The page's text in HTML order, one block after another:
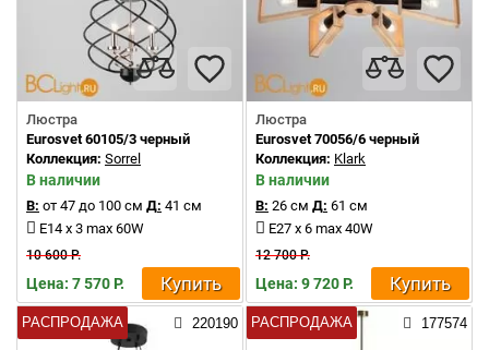
Люстра
Eurosvet 60105/3 черный
Коллекция: Sorrel
В наличии
В: от 47 до 100 см Д: 41 см
E14 x 3 max 60W
10 600 Р.
Цена: 7 570 Р. Купить
Люстра
Eurosvet 70056/6 черный
Коллекция: Klark
В наличии
В: 26 см Д: 61 см
E27 x 6 max 40W
12 700 Р.
Цена: 9 720 Р. Купить
РАСПРОДАЖА 220190 РАСПРОДАЖА 177574